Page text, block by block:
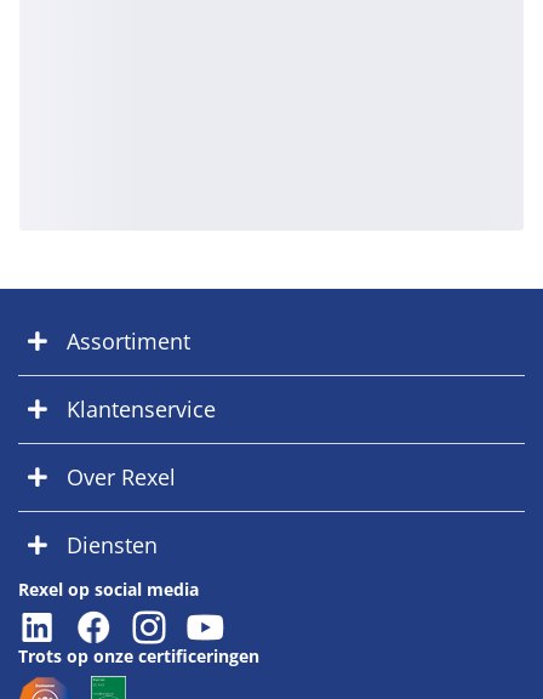
Assortiment
Klantenservice
Over Rexel
Diensten
Rexel op social media
Trots op onze certificeringen